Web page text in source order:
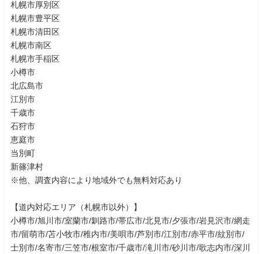
札幌市厚別区
札幌市豊平区
札幌市清田区
札幌市南区
札幌市手稲区
小樽市
北広島市
江別市
千歳市
石狩市
恵庭市
当別町
新篠津村
※他、調査内容により地域外でも無料対応あり
【道内対応エリア（札幌市以外）】
小樽市/旭川市/室蘭市/釧路市/帯広市/北見市/夕張市/岩見沢市/網走
市/留萌市/苫小牧市/稚内市/美唄市/芦別市/江別市/赤平市/紋別市/
士別市/名寄市/三笠市/根室市/千歳市/滝川市/砂川市/歌志内市/深川